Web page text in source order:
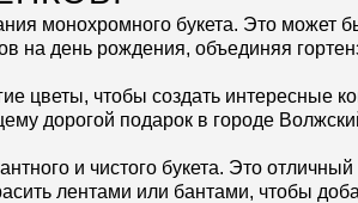
монохромного букета. Это
на день рождения, объединяя
цветы, чтобы создать интересные
дорогой подарок в городе
и чистого букета. Это
лентами или бантами, чтобы